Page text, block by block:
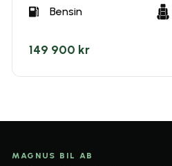
Bensin
149 900 kr
MAGNUS BIL AB